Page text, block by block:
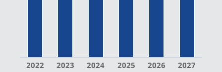
2022 2023 2024 2025 2026 2027